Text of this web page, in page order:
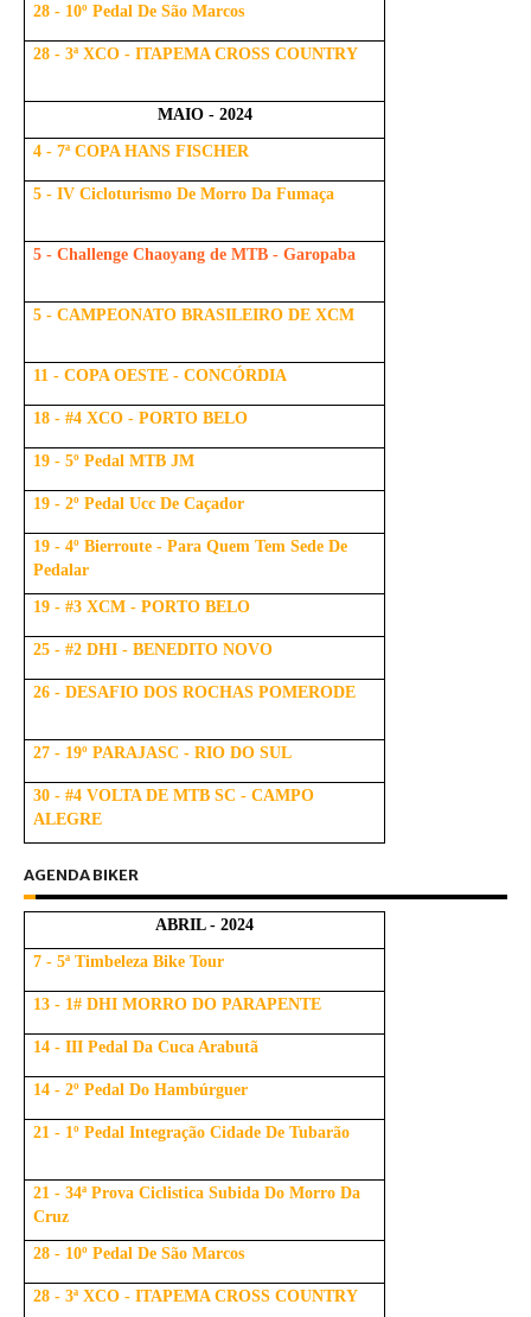
28 - 10º Pedal De São Marcos
28 - 3ª XCO - ITAPEMA CROSS COUNTRY
MAIO - 2024
4 - 7ª COPA HANS FISCHER
5 - IV Cicloturismo De Morro Da Fumaça
5 - Challenge Chaoyang de MTB - Garopaba
5 - CAMPEONATO BRASILEIRO DE XCM
11 - COPA OESTE - CONCÓRDIA
18 - #4 XCO - PORTO BELO
19 - 5º Pedal MTB JM
19 - 2º Pedal Ucc De Caçador
19 - 4º Bierroute - Para Quem Tem Sede De
Pedalar
19 - #3 XCM - PORTO BELO
25 - #2 DHI - BENEDITO NOVO
26 - DESAFIO DOS ROCHAS POMERODE
27 - 19º PARAJASC - RIO DO SUL
30 - #4 VOLTA DE MTB SC - CAMPO
ALEGRE
AGENDA BIKER
ABRIL - 2024
7 - 5ª Timbeleza Bike Tour
13 - 1# DHI MORRO DO PARAPENTE
14 - III Pedal Da Cuca Arabutã
14 - 2º Pedal Do Hambúrguer
21 - 1º Pedal Integração Cidade De Tubarão
21 - 34ª Prova Ciclistica Subida Do Morro Da
Cruz
28 - 10º Pedal De São Marcos
28 - 3ª XCO - ITAPEMA CROSS COUNTRY